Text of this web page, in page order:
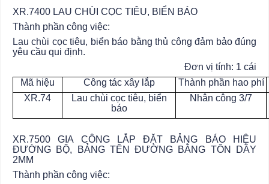
XR.7400 LAU CHÙI CỌC TIÊU, BIỂN BÁO
Thành phần công việc:
Lau chùi cọc tiêu, biển báo bằng thủ công đảm bảo đúng
yêu cầu qui định.
Đơn vị tính: 1 cái
Mã hiệu
Công tác xây lắp
Thành phần hao phí
XR.74
Lau chùi cọc tiêu, biển
báo
Nhân công 3/7
XR.7500 GIA CÔNG LẮP ĐẶT BẢNG BÁO HIỆU
ĐƯỜNG BỘ, BẢNG TÊN ĐƯỜNG BẰNG TÔN DẦY
2MM
Thành phần công việc: